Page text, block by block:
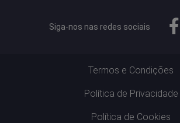
Siga-nos nas redes sociais
Termos e Condições
Política de Privacidade
Política de Cookies